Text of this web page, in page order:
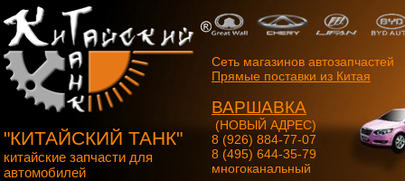
"КИТАЙСКИЙ ТАНК"
китайские запчасти для
автомобилей
Сеть магазинов автозапчастей
Прямые поставки из Китая
ВАРШАВКА
(НОВЫЙ АДРЕС)
8 (926) 884-77-07
8 (495) 644-35-79
многоканальный